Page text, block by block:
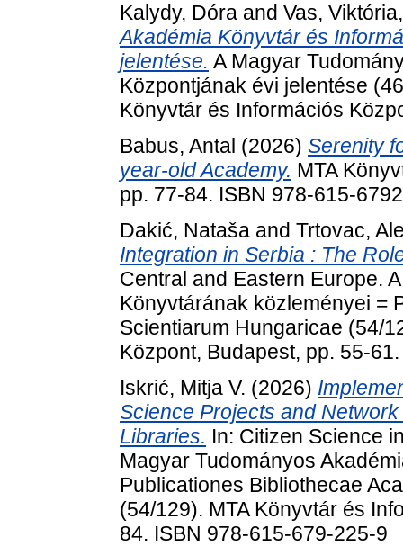
Kalydy, Dóra and Vas, Viktória
Akadémia Könyvtár és
jelentése. A Magyar
Központjának évi jelentése
Könyvtár és Információs
Babus, Antal (2026) Serenity
year-old Academy. MTA
pp. 77-84. ISBN 978-615-
Dakić, Nataša and Trtovac,
Integration in Serbia : The
Central and Eastern Europe.
Könyvtárának közleményei =
Scientiarum Hungaricae (54/
Központ, Budapest, pp. 55-
Iskrić, Mitja V. (2026)
Science Projects and
Libraries. In: Citizen Science
Magyar Tudományos
Publicationes Bibliothecae
(54/129). MTA Könyvtár és
84. ISBN 978-615-679-225-9